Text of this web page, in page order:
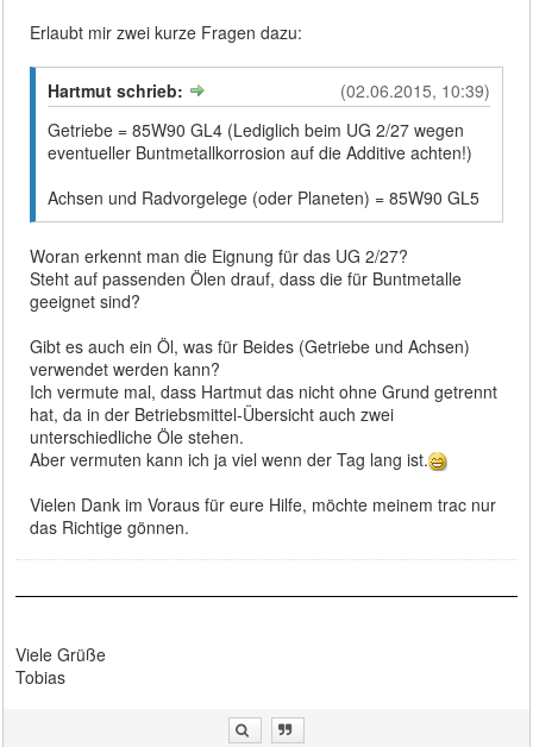
Erlaubt mir zwei kurze Fragen dazu:
(02.06.2015, 10:39)
Hartmut schrieb:
Getriebe = 85W90 GL4 (Lediglich beim UG 2/27 wegen
eventueller Buntmetallkorrosion auf die Additive achten!)
Achsen und Radvorgelege (oder Planeten) = 85W90 GL5
Woran erkennt man die Eignung für das UG 2/27?
Steht auf passenden Ölen drauf, dass die für Buntmetalle
geeignet sind?
Gibt es auch ein Öl, was für Beides (Getriebe und Achsen)
verwendet werden kann?
Ich vermute mal, dass Hartmut das nicht ohne Grund getrennt
hat, da in der Betriebsmittel-Übersicht auch zwei
unterschiedliche Öle stehen.
Aber vermuten kann ich ja viel wenn der Tag lang ist.
Vielen Dank im Voraus für eure Hilfe, möchte meinem trac nur
das Richtige gönnen.
Viele Grüße
Tobias